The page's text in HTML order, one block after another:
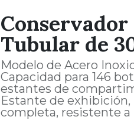
Conservador
Tubular de
Modelo de Acero
Capacidad para 146
estantes de
Estante de
completa, resistente a